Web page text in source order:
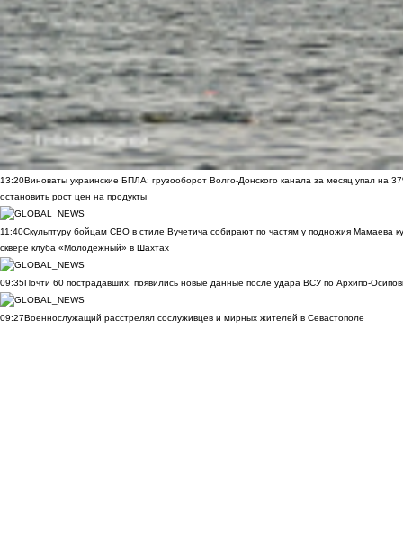
13:20Виноваты украинские БПЛА: грузооборот Волго-Донского канала за месяц упал на
остановить рост цен на продукты
11:40Скульптуру бойцам СВО в стиле Вучетича собирают по частям у подножия Мамаева
сквере клуба «Молодёжный» в Шахтах
09:35Почти 60 пострадавших: появились новые данные после удара ВСУ по Архипо-
09:27Военнослужащий расстрелял сослуживцев и мирных жителей в Севастополе